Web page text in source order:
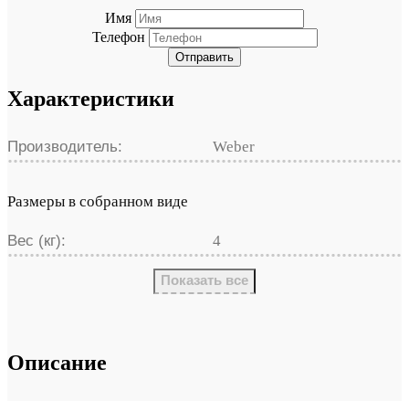
Имя
Телефон
Отправить
Характеристики
Производитель: Weber
Размеры в собранном виде
Вес (кг): 4
Показать все
Описание